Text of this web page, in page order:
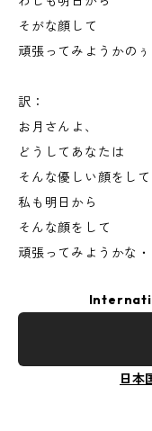
そがな顔して
頑張ってみようかのぅ
訳：
お月さんよ、
どうしてあなたは
そんな優しい顔をし
私も明日から
そんな顔をして
頑張ってみようかな・
日本